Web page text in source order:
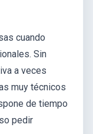
cuando
Sin
a veces
muy técnicos
de tiempo
pedir